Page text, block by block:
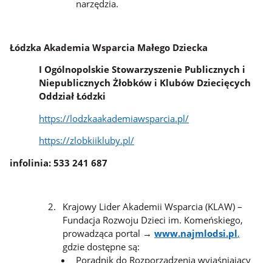
narzędzia.
Łódzka Akademia Wsparcia Małego Dziecka
I Ogólnopolskie Stowarzyszenie Publicznych i
Niepublicznych Żłobków i Klubów Dziecięcych
Oddział Łódzki
https://lodzkaakademiawsparcia.pl/
https://zlobkiikluby.pl/
infolinia: 533 241 687
Krajowy Lider Akademii Wsparcia (KLAW) –
Fundacja Rozwoju Dzieci im. Komeńskiego,
prowadząca portal →www.najmlodsi.pl,
gdzie dostępne są:
Poradnik do Rozporządzenia wyjaśniający